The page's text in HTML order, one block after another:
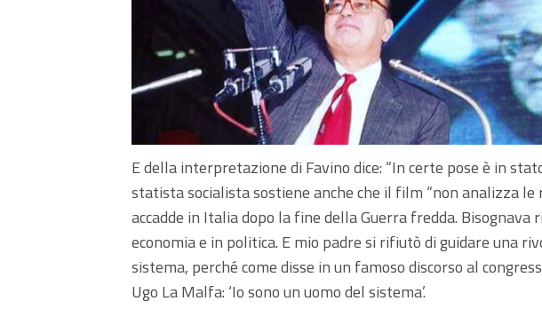
E della interpretazione di Favino dice: “In certe pose è in
statista socialista sostiene anche che il film “non analizza le
accadde in Italia dopo la fine della Guerra fredda.
economia e in politica. E mio padre si rifiutò di guidare una
sistema, perché come disse in un famoso discorso al
Ugo La Malfa: ‘Io sono un uomo del sistema’.